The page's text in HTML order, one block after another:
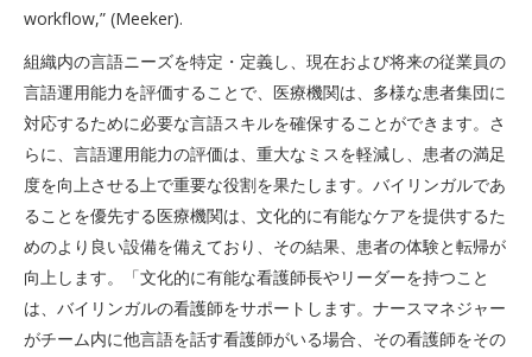
workflow,” (Meeker).
組織内の言語ニーズを特定・定義し、現在および将来の従業員の
言語運用能力を評価することで、医療機関は、多様な患者集団に
対応するために必要な言語スキルを確保することができます。さ
らに、言語運用能力の評価は、重大なミスを軽減し、患者の満足
度を向上させる上で重要な役割を果たします。バイリンガルであ
ることを優先する医療機関は、文化的に有能なケアを提供するた
めのより良い設備を備えており、その結果、患者の体験と転帰が
向上します。「文化的に有能な看護師長やリーダーを持つこと
は、バイリンガルの看護師をサポートします。ナースマネジャー
がチーム内に他言語を話す看護師がいる場合、その看護師をその